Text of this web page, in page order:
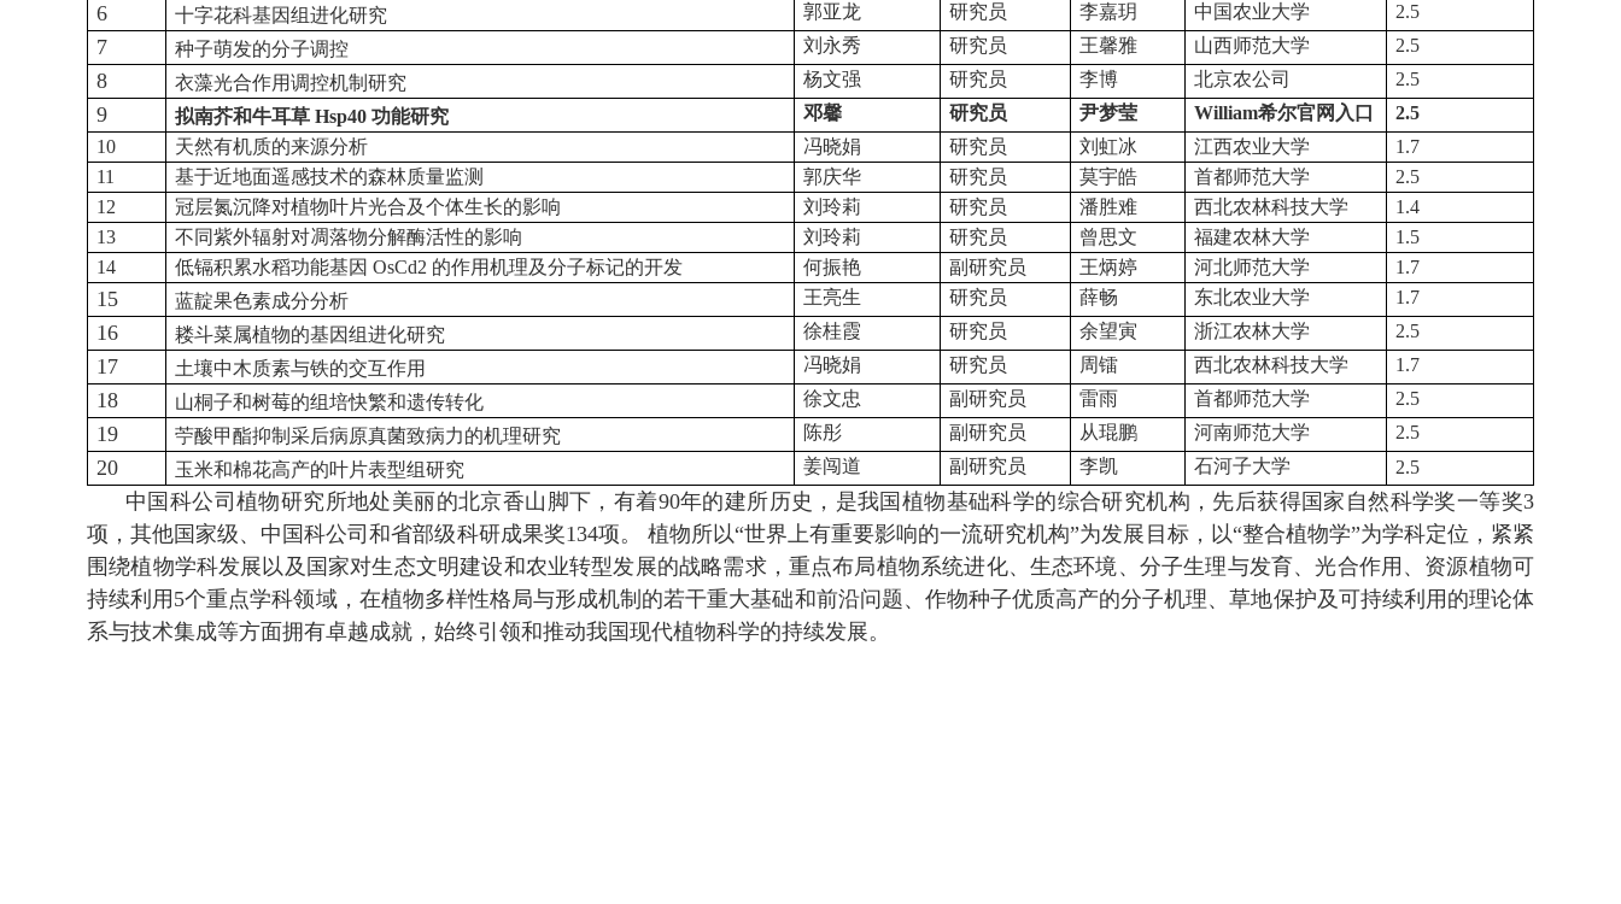
6 十字花科基因组进化研究 郭亚龙 研究员 李嘉玥 中国农业大学 2.5
7 种子萌发的分子调控 刘永秀 研究员 王馨雅 山西师范大学 2.5
8 衣藻光合作用调控机制研究 杨文强 研究员 李博 北京农公司 2.5
9 拟南芥和牛耳草 Hsp40功能研究 邓馨 研究员 尹梦莹 William希尔官网入口
2.5
10
天然有机质的来源分析 冯晓娟 研究员 刘虹冰 江西农业大学
1.7
11
基于近地面遥感技术的森林质量监测 郭庆华 研究员 莫宇皓 首都师范大学
2.5
12
冠层氮沉降对植物叶片光合及个体生长的影响 刘玲莉 研究员 潘胜难 西北农林科技大学
1.4
13
不同紫外辐射对凋落物分解酶活性的影响 刘玲莉 研究员 曾思文 福建农林大学
1.5
14
低镉积累水稻功能基因 OsCd2 的作用机理及分子标记的开发 何振艳 副研究员 王炳婷 河北师范大学 1.7
15 蓝靛果色素成分分析 王亮生 研究员 薛畅 东北农业大学 1.7
16 耧斗菜属植物的基因组进化研究 徐桂霞 研究员 余望寅 浙江农林大学 2.5
17 土壤中木质素与铁的交互作用 冯晓娟 研究员 周镭 西北农林科技大学 1.7
18 山桐子和树莓的组培快繁和遗传转化 徐文忠 副研究员 雷雨 首都师范大学 2.5
19 苧酸甲酯抑制采后病原真菌致病力的机理研究 陈彤 副研究员 从琨鹏 河南师范大学 2.5
20 玉米和棉花高产的叶片表型组研究 姜闯道 副研究员 李凯 石河子大学 2.5
中国科公司植物研究所地处美丽的北京香山脚下，有着90年的建所历史，是我国植物基础科学的综合研究机构，先后获得国家自然科学奖一等奖3
项，其他国家级、中国科公司和省部级科研成果奖134项。 植物所以“世界上有重要影响的一流研究机构”为发展目标，以“整合植物学”为学科定位，紧紧
围绕植物学科发展以及国家对生态文明建设和农业转型发展的战略需求，重点布局植物系统进化、生态环境、分子生理与发育、光合作用、资源植物可
持续利用 5个重点学科领域，在植物多样性格局与形成机制的若干重大基础和前沿问题、作物种子优质高产的分子机理、草地保护及可持续利用的理论体
系与技术集成等方面拥有卓越成就，始终引领和推动我国现代植物科学的持续发展。